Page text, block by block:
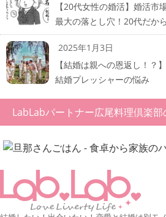
【20代女性の婚活】婚活市
最大の落とし穴！20代だか
2025年1月3日
【結婚は親への恩返し！？
結婚プレッシャーの悩み
LabLabパートナー広尾料理倶楽部